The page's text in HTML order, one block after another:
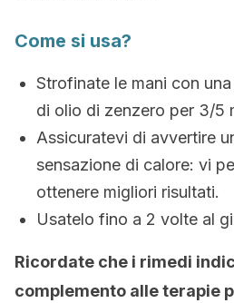
Come si usa?
Strofinate le mani con
di olio di zenzero per 3/5
Assicuratevi di avvertire
sensazione di calore: vi
ottenere migliori risultati.
Usatelo fino a 2 volte al
Ricordate che i rimedi
complemento alle terapie